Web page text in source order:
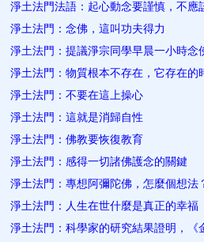
淨土法門法語：起心動念要謹慎，不應
淨土法門：念佛，這叫功夫得力
淨土法門：提議淨宗同學早晨一小時念
淨土法門：物質根本不存在，它存在的
淨土法門：不要在這上操心
淨土法門：這就是消歸自性
淨土法門：佛教要恢復教育
淨土法門：感得一切諸佛護念的關鍵
淨土法門：專想阿彌陀佛，怎麼個想法
淨土法門：人生在世什麼是真正的幸福
淨土法門：科學家的研究結果證明，《